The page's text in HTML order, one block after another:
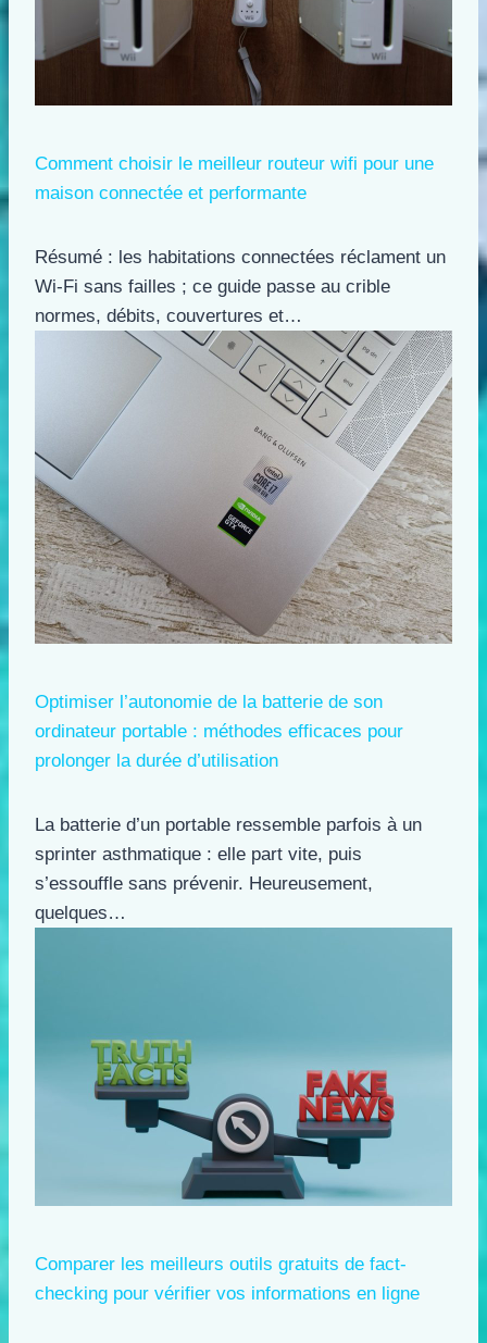
Comment choisir le meilleur routeur wifi pour une
maison connectée et performante
Résumé : les habitations connectées réclament un
Wi-Fi sans failles ; ce guide passe au crible
normes, débits, couvertures et…
Optimiser l’autonomie de la batterie de son
ordinateur portable : méthodes efficaces pour
prolonger la durée d’utilisation
La batterie d’un portable ressemble parfois à un
sprinter asthmatique : elle part vite, puis
s’essouffle sans prévenir. Heureusement,
quelques…
Comparer les meilleurs outils gratuits de fact-
checking pour vérifier vos informations en ligne